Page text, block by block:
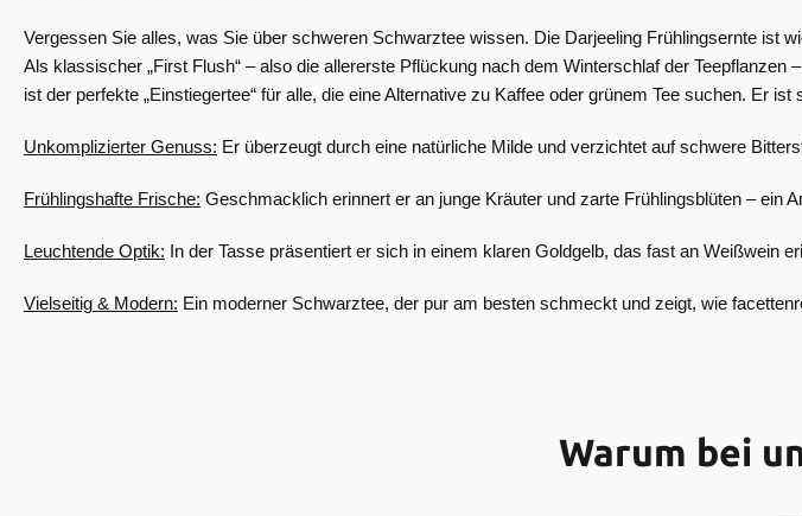
Vergessen Sie alles, was Sie über schweren Schwarztee wissen. Die Darjeeling Frühlingsernte ist
Als klassischer „First Flush“ – also die allererste Pflückung nach dem Winterschlaf der
ist der perfekte „Einstiegertee“ für alle, die eine Alternative zu Kaffee oder grünem Tee suchen. Er
Unkomplizierter Genuss: Er überzeugt durch eine natürliche Milde und verzichtet auf schwere
Frühlingshafte Frische: Geschmacklich erinnert er an junge Kräuter und zarte Frühlingsblüten – ein
Leuchtende Optik: In der Tasse präsentiert er sich in einem klaren Goldgelb, das fast an Weißwein
Vielseitig & Modern: Ein moderner Schwarztee, der pur am besten schmeckt und zeigt, wie
Warum bei